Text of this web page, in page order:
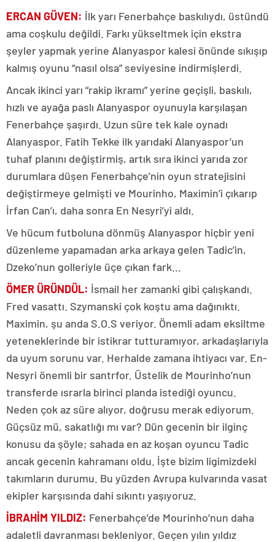
ERCAN GÜVEN: İlk yarı Fenerbahçe baskılıydı, üstündü
ama coşkulu değildi. Farkı yükseltmek için ekstra
şeyler yapmak yerine Alanyaspor kalesi önünde sıkışıp
kalmış oyunu “nasıl olsa” seviyesine indirmişlerdi.
Ancak ikinci yarı “rakip ikramı” yerine geçişli, baskılı,
hızlı ve ayağa paslı Alanyaspor oyunuyla karşılaşan
Fenerbahçe şaşırdı. Uzun süre tek kale oynadı
Alanyaspor. Fatih Tekke ilk yarıdaki Alanyaspor’un
tuhaf planını değiştirmiş, artık sıra ikinci yarıda zor
durumlara düşen Fenerbahçe’nin oyun stratejisini
değiştirmeye gelmişti ve Mourinho, Maximin’i çıkarıp
İrfan Can’ı, daha sonra En Nesyri’yi aldı.
Ve hücum futboluna dönmüş Alanyaspor hiçbir yeni
düzenleme yapamadan arka arkaya gelen Tadic’in,
Dzeko’nun golleriyle üçe çıkan fark…
ÖMER ÜRÜNDÜL: İsmail her zamanki gibi çalışkandı.
Fred vasattı. Szymanski çok koştu ama dağınıktı.
Maximin, şu anda S.O.S veriyor. Önemli adam eksiltme
yeteneklerinde bir istikrar tutturamıyor, arkadaşlarıyla
da uyum sorunu var. Herhalde zamana ihtiyacı var. En-
Nesyri önemli bir santrfor. Üstelik de Mourinho’nun
transferde ısrarla birinci planda istediği oyuncu.
Neden çok az süre alıyor, doğrusu merak ediyorum.
Güçsüz mü, sakatlığı mı var? Dün gecenin bir ilginç
konusu da şöyle; sahada en az koşan oyuncu Tadic
ancak gecenin kahramanı oldu. İşte bizim ligimizdeki
takımların durumu. Bu yüzden Avrupa kulvarında vasat
ekipler karşısında dahi sıkıntı yaşıyoruz.
İBRAHİM YILDIZ: Fenerbahçe’de Mourinho’nun daha
adaletli davranması bekleniyor. Geçen yılın yıldız